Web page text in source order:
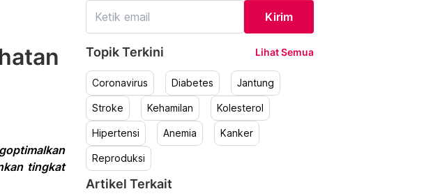
tingkat
Kirim
Topik Terkini Lihat Semua
Coronavirus Diabetes Jantung
Stroke Kehamilan Kolesterol
Hipertensi Anemia Kanker
Reproduksi
Artikel Terkait